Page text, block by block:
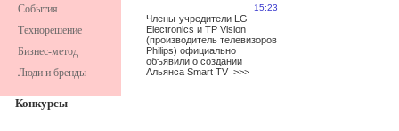
События
Технорешение
Бизнес-метод
Люди и бренды
Конкурсы
15:23
Члены-учредители LG
Electronics и TP Vision
(производитель телевизоров
Philips) официально
объявили о создании
Альянса Smart TV >>>